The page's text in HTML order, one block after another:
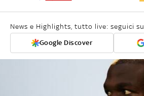
News e Highlights, tutto live: seguici su
Google Discover